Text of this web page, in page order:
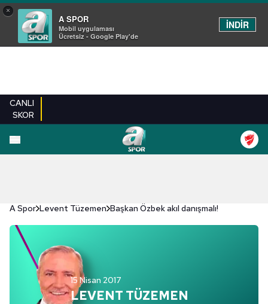
×
A SPOR
Mobil uygulaması
Ücretsiz - Google Play'de
İNDİR
CANLI
SKOR
A Spor Levent Tüzemen Başkan Özbek akıl danışmalı!
15 Nisan 2017
LEVENT TÜZEMEN